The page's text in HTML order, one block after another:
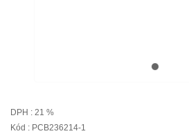
DPH : 21 %
Kód : PCB236214-1